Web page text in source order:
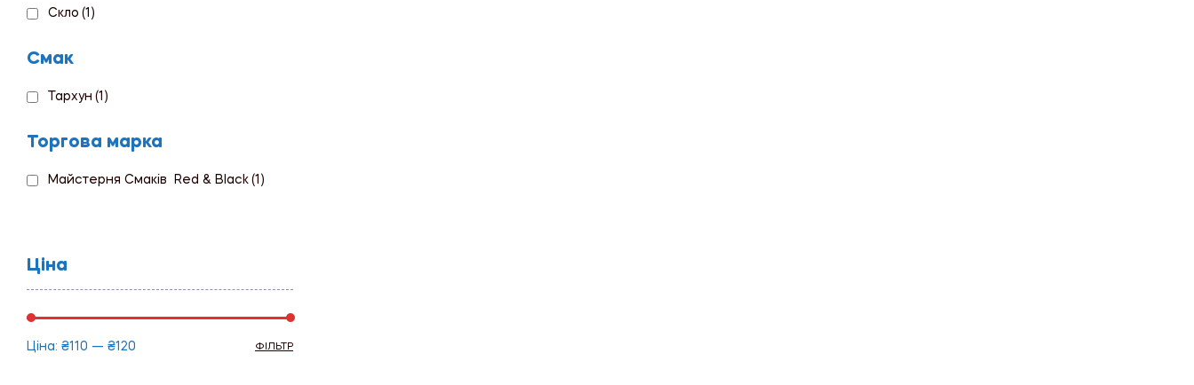
Скло (1)
Смак
Тархун (1)
Торгова марка
Майстерня Смаків Red & Black (1)
Ціна
ФІЛЬТР
Ціна: ₴110 — ₴120